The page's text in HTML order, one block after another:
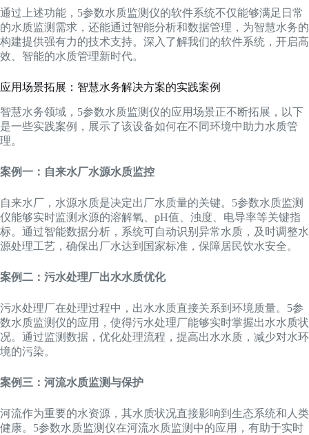
通过上述功能，5参数水质监测仪的软件系统不仅能够满足日常
的水质监测需求，还能通过智能分析和数据管理，为智慧水务的
构建提供强有力的技术支持。深入了解我们的软件系统，开启高
效、智能的水质管理新时代。
应用场景拓展：智慧水务解决方案的实践案例
智慧水务领域，5参数水质监测仪的应用场景正不断拓展，以下
是一些实践案例，展示了该设备如何在不同环境中助力水质管
理。
案例一：自来水厂水源水质监控
自来水厂，水源水质是决定出厂水质量的关键。5参数水质监测
仪能够实时监测水源的溶解氧、pH值、浊度、电导率等关键指
标。通过智能数据分析，系统可自动识别异常水质，及时调整水
源处理工艺，确保出厂水达到国家标准，保障居民饮水安全。
案例二：污水处理厂出水水质优化
污水处理厂在处理过程中，出水水质直接关系到环境质量。5参
数水质监测仪的应用，使得污水处理厂能够实时掌握出水水质状
况。通过监测数据，优化处理流程，提高出水水质，减少对水环
境的污染。
案例三：河流水质监测与保护
河流作为重要的水资源，其水质状况直接影响到生态系统和人类
健康。5参数水质监测仪在河流水质监测中的应用，有助于实时